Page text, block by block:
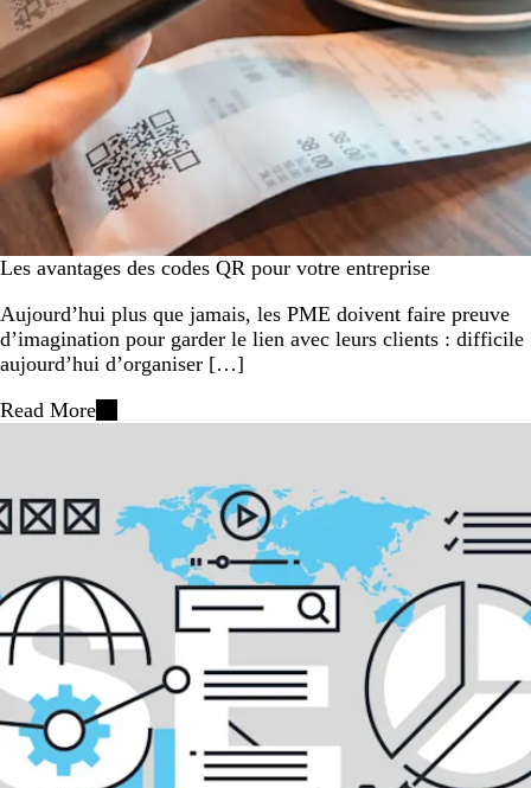
Les avantages des codes QR pour votre entreprise
Aujourd’hui plus que jamais, les PME doivent faire preuve
d’imagination pour garder le lien avec leurs clients : difficile
aujourd’hui d’organiser […]
Read More